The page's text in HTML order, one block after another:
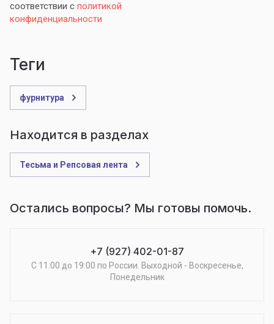
соответствии с политикой
конфиденциальности
теги
фурнитура
Находится в разделах
Тесьма и Репсовая лента
Остались вопросы? Мы готовы помочь.
+7 (927) 402-01-87
С 11:00 до 19:00 по России. Выходной - Воскресенье,
Понедельник